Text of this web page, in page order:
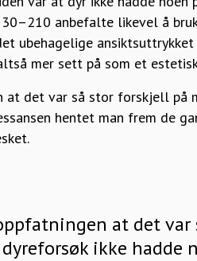
anbefalte likevel å
ubehagelige
mer sett på som et
at det var så stor forskjell på
hentet man frem de
at det var
ikke hadde